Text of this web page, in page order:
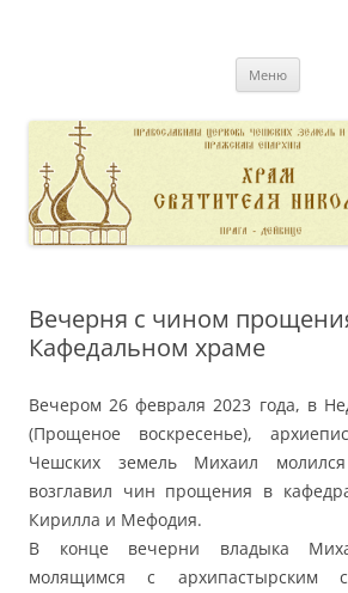
Меню
Вечерня с чином
Кафедальном храме
Вечером 26 февраля 2023 года, в
(Прощеное воскресенье),
Чешских земель Михаил
возглавил чин прощения в
Кирилла и Мефодия.
В конце вечерни владыка
молящимся с архипастырским